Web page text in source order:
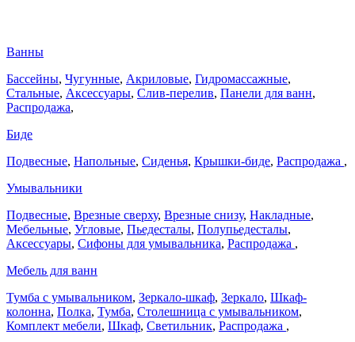
Ванны
Бассейны, Чугунные, Акриловые, Гидромассажные,
Стальные, Аксессуары, Слив-перелив, Панели для ванн,
Распродажа,
Биде
Подвесные, Напольные, Сиденья, Крышки-биде, Распродажа ,
Умывальники
Подвесные, Врезные сверху, Врезные снизу, Накладные,
Мебельные, Угловые, Пьедесталы, Полупьедесталы,
Аксессуары, Сифоны для умывальника, Распродажа ,
Мебель для ванн
Тумба с умывальником, Зеркало-шкаф, Зеркало, Шкаф-
колонна, Полка, Тумба, Столешница с умывальником,
Комплект мебели, Шкаф, Светильник, Распродажа ,